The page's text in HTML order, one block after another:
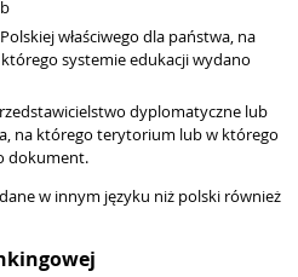
właściwego dla państwa, na
systemie edukacji wydano
dyplomatyczne lub
na którego terytorium lub w którego
dokument.
w innym języku niż polski również